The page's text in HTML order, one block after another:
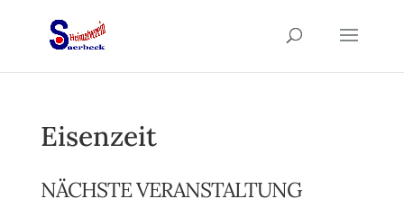
Eisenzeit
NÄCHSTE VERANSTALTUNG